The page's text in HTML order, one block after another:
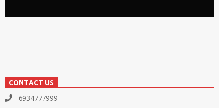
CONTACT US
6934777999